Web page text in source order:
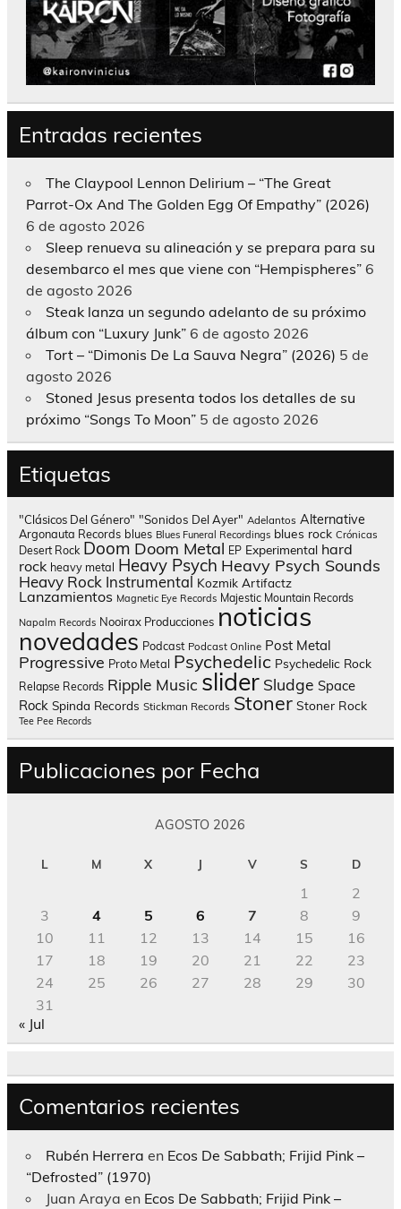
Entradas recientes
The Claypool Lennon Delirium – “The Great
Parrot-Ox And The Golden Egg Of Empathy” (2026)
6 de agosto 2026
Sleep renueva su alineación y se prepara para su
desembarco el mes que viene con “Hempispheres” 6
de agosto 2026
Steak lanza un segundo adelanto de su próximo
álbum con “Luxury Junk” 6 de agosto 2026
Tort – “Dimonis De La Sauva Negra” (2026) 5 de
agosto 2026
Stoned Jesus presenta todos los detalles de su
próximo “Songs To Moon” 5 de agosto 2026
Etiquetas
"Clásicos Del Género" "Sonidos Del Ayer" Adelantos Alternative
Argonauta Records blues Blues Funeral Recordings blues rock Crónicas
Desert Rock Doom Doom Metal EP Experimental hard
rock heavy metal Heavy Psych Heavy Psych Sounds
Heavy Rock Instrumental Kozmik Artifactz
Lanzamientos Magnetic Eye Records Majestic Mountain Records
Napalm Records Nooirax Producciones noticias
novedades Podcast Podcast Online Post Metal
Progressive Proto Metal Psychedelic Psychedelic Rock
Relapse Records Ripple Music slider Sludge Space
Rock Spinda Records Stickman Records Stoner Stoner Rock
Tee Pee Records
Publicaciones por Fecha
AGOSTO 2026
L M X J V S D
1
2
3
4 5 6 7 8
9
10
11 12 13 14 15
16
17
18 19 20 21 22
23
24
25 26 27 28 29
30
31
« Jul
Comentarios recientes
Rubén Herrera en Ecos De Sabbath; Frijid Pink –
“Defrosted” (1970)
Juan Araya en Ecos De Sabbath; Frijid Pink –